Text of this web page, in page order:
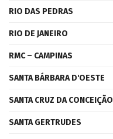
RIO DAS PEDRAS
RIO DE JANEIRO
RMC – CAMPINAS
SANTA BÁRBARA D'OESTE
SANTA CRUZ DA CONCEIÇÃO
SANTA GERTRUDES